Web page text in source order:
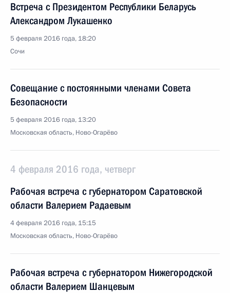
Встреча с Президентом Республики Беларусь
Александром Лукашенко
5 февраля 2016 года, 18:20
Сочи
Совещание с постоянными членами Совета
Безопасности
5 февраля 2016 года, 13:20
Московская область, Ново-Огарёво
4 февраля 2016 года, четверг
Рабочая встреча с губернатором Саратовской
области Валерием Радаевым
4 февраля 2016 года, 15:15
Московская область, Ново-Огарёво
Рабочая встреча с губернатором Нижегородской
области Валерием Шанцевым